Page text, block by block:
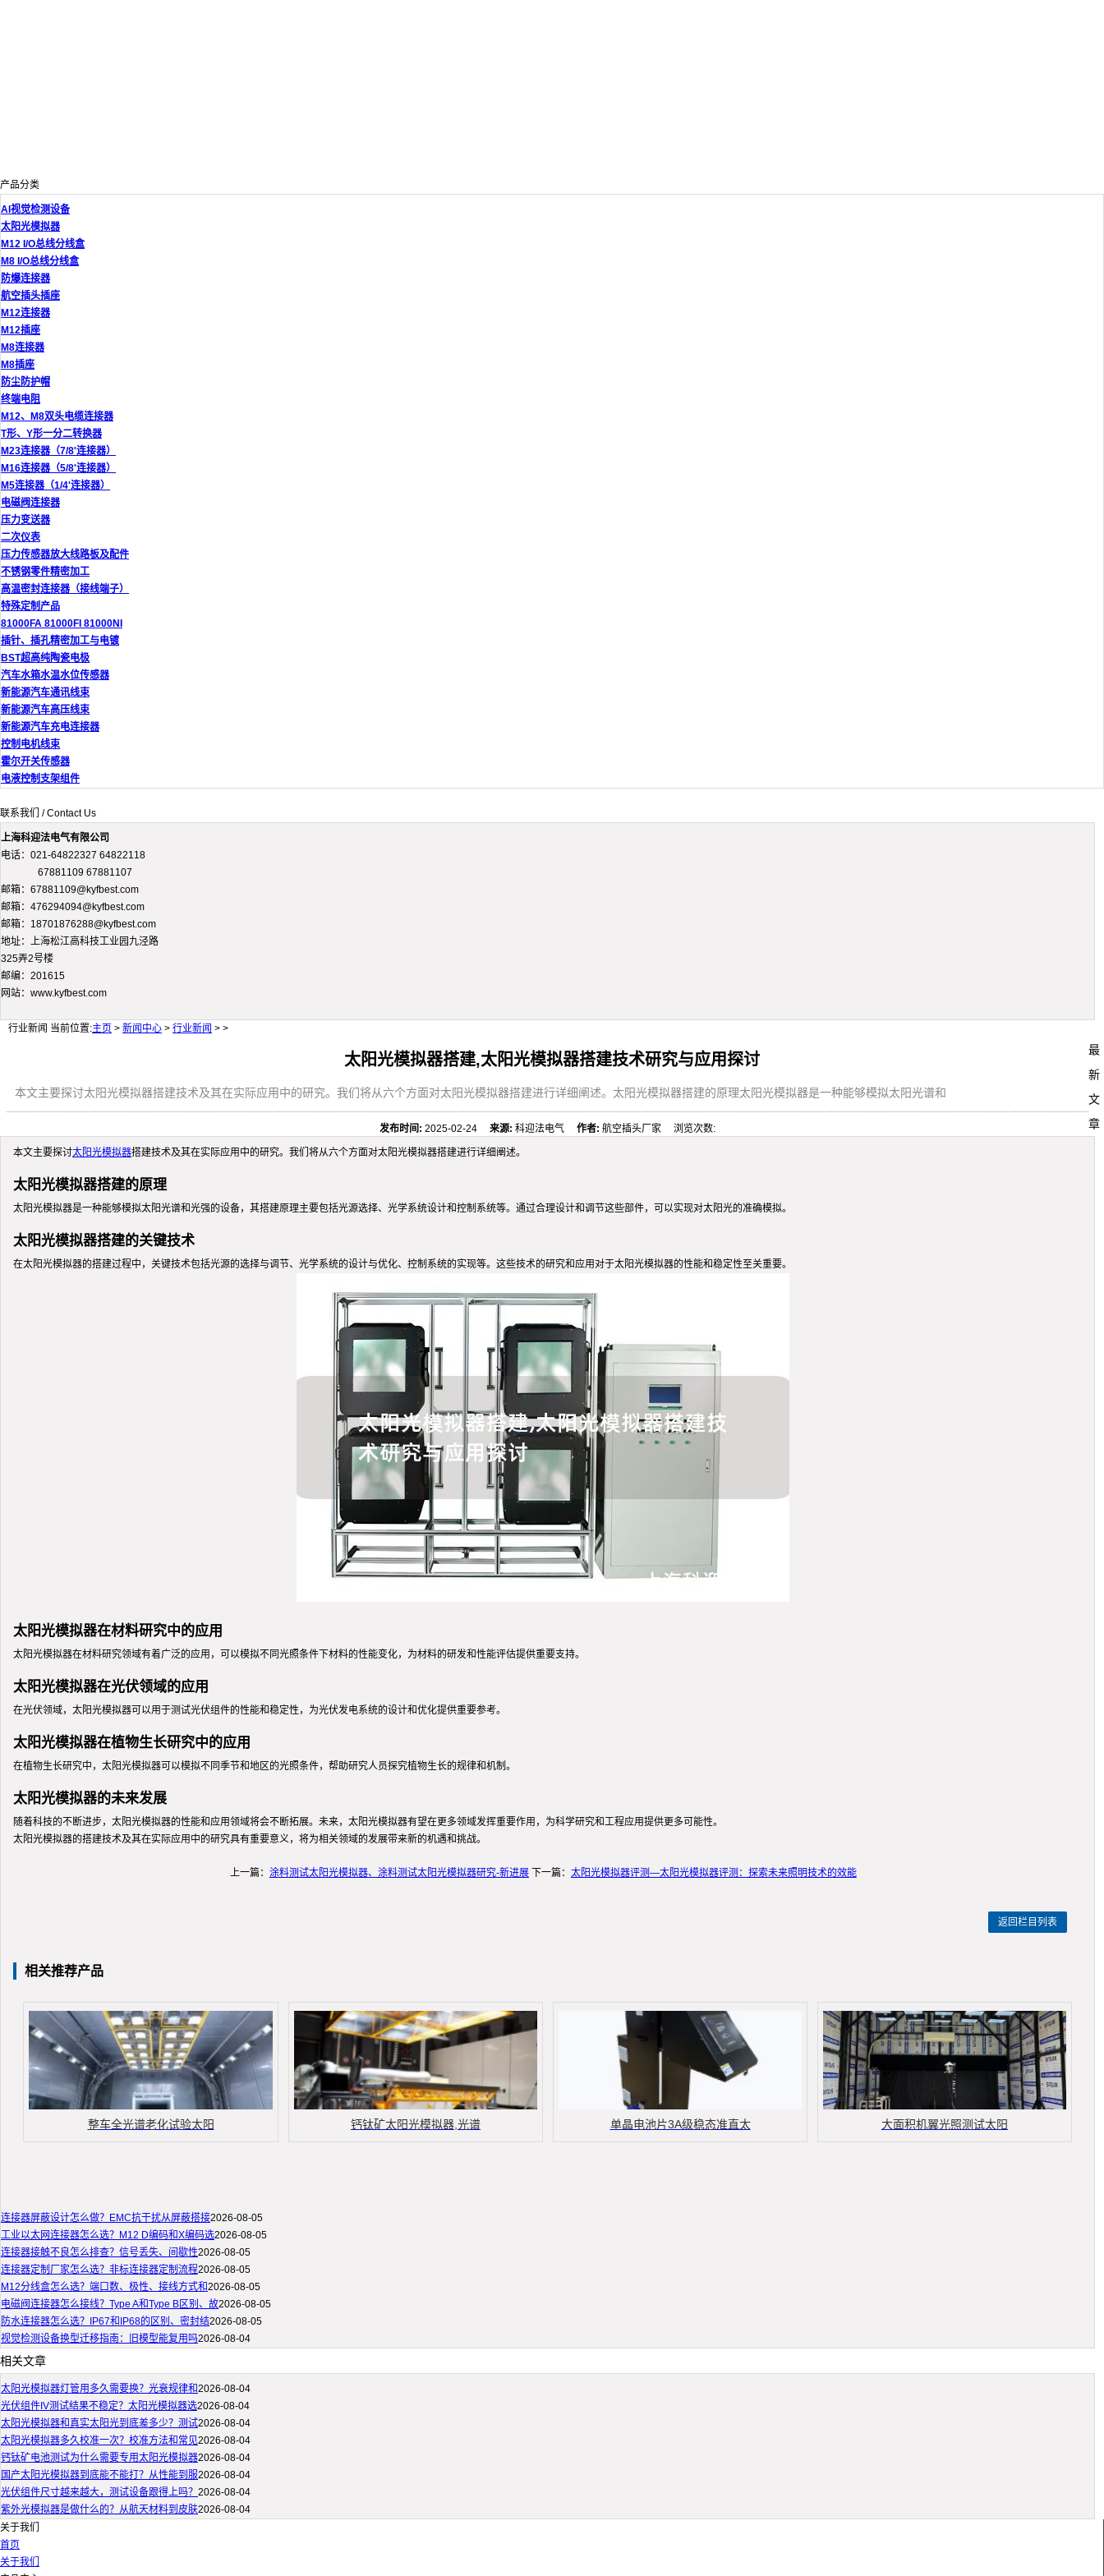
产品分类
AI视觉检测设备
太阳光模拟器
M12 I/O总线分线盒
M8 I/O总线分线盒
防爆连接器
航空插头插座
M12连接器
M12插座
M8连接器
M8插座
防尘防护帽
终端电阻
M12、M8双头电缆连接器
T形、Y形一分二转换器
M23连接器（7/8'连接器）
M16连接器（5/8'连接器）
M5连接器（1/4'连接器）
电磁阀连接器
压力变送器
二次仪表
压力传感器放大线路板及配件
不锈钢零件精密加工
高温密封连接器（接线端子）
特殊定制产品
81000FA 81000FI 81000NI
插针、插孔精密加工与电镀
BST超高纯陶瓷电极
汽车水箱水温水位传感器
新能源汽车通讯线束
新能源汽车高压线束
新能源汽车充电连接器
控制电机线束
霍尔开关传感器
电液控制支架组件
联系我们 / Contact Us
上海科迎法电气有限公司
电话：021-64822327 64822118
67881109 67881107
邮箱：67881109@kyfbest.com
邮箱：476294094@kyfbest.com
邮箱：18701876288@kyfbest.com
地址：上海松江高科技工业园九泾路
325弄2号楼
邮编：201615
网站：www.kyfbest.com
行业新闻 当前位置:主页 > 新闻中心 > 行业新闻 > >
太阳光模拟器搭建,太阳光模拟器搭建技术研究与应用探讨
本文主要探讨太阳光模拟器搭建技术及其在实际应用中的研究。我们将从六个方面对太阳光模拟器搭建进行详细阐述。太阳光模拟器搭建的原理太阳光模拟器是一种能够模拟太阳光谱和
发布时间: 2025-02-24来源: 科迎法电气作者: 航空插头厂家 浏览次数:
本文主要探讨太阳光模拟器搭建技术及其在实际应用中的研究。我们将从六个方面对太阳光模拟器搭建进行详细阐述。
太阳光模拟器搭建的原理
太阳光模拟器是一种能够模拟太阳光谱和光强的设备，其搭建原理主要包括光源选择、光学系统设计和控制系统等。通过合理设计和调节这些部件，可以实现对太阳光的准确模拟。
太阳光模拟器搭建的关键技术
在太阳光模拟器的搭建过程中，关键技术包括光源的选择与调节、光学系统的设计与优化、控制系统的实现等。这些技术的研究和应用对于太阳光模拟器的性能和稳定性至关重要。
太阳光模拟器在材料研究中的应用
太阳光模拟器在材料研究领域有着广泛的应用，可以模拟不同光照条件下材料的性能变化，为材料的研发和性能评估提供重要支持。
太阳光模拟器在光伏领域的应用
在光伏领域，太阳光模拟器可以用于测试光伏组件的性能和稳定性，为光伏发电系统的设计和优化提供重要参考。
太阳光模拟器在植物生长研究中的应用
在植物生长研究中，太阳光模拟器可以模拟不同季节和地区的光照条件，帮助研究人员探究植物生长的规律和机制。
太阳光模拟器的未来发展
随着科技的不断进步，太阳光模拟器的性能和应用领域将会不断拓展。未来，太阳光模拟器有望在更多领域发挥重要作用，为科学研究和工程应用提供更多可能性。
太阳光模拟器的搭建技术及其在实际应用中的研究具有重要意义，将为相关领域的发展带来新的机遇和挑战。
上一篇： 涂料测试太阳光模拟器、涂料测试太阳光模拟器研究-新进展下一篇： 太阳光模拟器评测—太阳光模拟器评测：探索未来照明技术的效能
返回栏目列表
相关推荐产品
整车全光谱老化试验太阳 钙钛矿太阳光模拟器,光谱 单晶电池片3A级稳态准直太 大面积机翼光照测试太阳
最
新
文
章
连接器屏蔽设计怎么做？EMC抗干扰从屏蔽搭接2026-08-05
工业以太网连接器怎么选？M12 D编码和X编码选2026-08-05
连接器接触不良怎么排查？信号丢失、间歇性2026-08-05
连接器定制厂家怎么选？非标连接器定制流程2026-08-05
M12分线盒怎么选？端口数、极性、接线方式和2026-08-05
电磁阀连接器怎么接线？Type A和Type B区别、故2026-08-05
防水连接器怎么选？IP67和IP68的区别、密封结2026-08-05
视觉检测设备换型迁移指南：旧模型能复用吗2026-08-04
相关文章
太阳光模拟器灯管用多久需要换？光衰规律和2026-08-04
光伏组件IV测试结果不稳定？太阳光模拟器选2026-08-04
太阳光模拟器和真实太阳光到底差多少？测试2026-08-04
太阳光模拟器多久校准一次？校准方法和常见2026-08-04
钙钛矿电池测试为什么需要专用太阳光模拟器2026-08-04
国产太阳光模拟器到底能不能打？从性能到服2026-08-04
光伏组件尺寸越来越大，测试设备跟得上吗？ 2026-08-04
紫外光模拟器是做什么的？从航天材料到皮肤2026-08-04
关于我们
首页
关于我们